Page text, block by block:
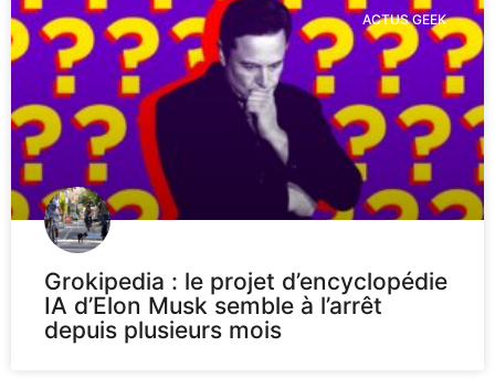
ACTUS GEEK
Grokipedia : le projet d’encyclopédie
IA d’Elon Musk semble à l’arrêt
depuis plusieurs mois